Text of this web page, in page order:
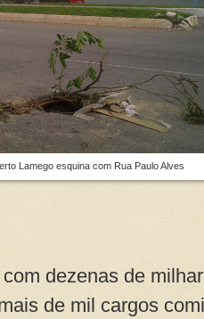
Lamego esquina com Rua Paulo Alves
dezenas de
de mil cargos